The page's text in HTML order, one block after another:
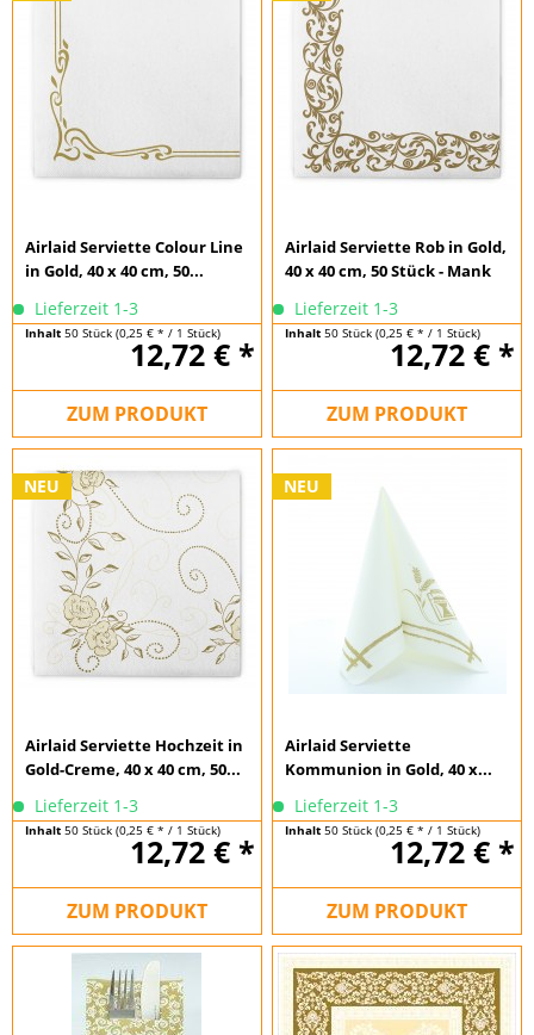
Airlaid Serviette Colour Line
in Gold, 40 x 40 cm, 50...
Lieferzeit 1-3
Inhalt50 Stück(0,25 € * / 1 Stück)
12,72 € *
ZUM PRODUKT
Airlaid Serviette Rob in Gold,
40 x 40 cm, 50 Stück - Mank
Lieferzeit 1-3
Inhalt50 Stück(0,25 € * / 1 Stück)
12,72 € *
ZUM PRODUKT
NEU
Airlaid Serviette Hochzeit in
Gold-Creme, 40 x 40 cm, 50...
Lieferzeit 1-3
Inhalt50 Stück(0,25 € * / 1 Stück)
12,72 € *
ZUM PRODUKT
NEU
Airlaid Serviette
Kommunion in Gold, 40 x...
Lieferzeit 1-3
Inhalt50 Stück(0,25 € * / 1 Stück)
12,72 € *
ZUM PRODUKT